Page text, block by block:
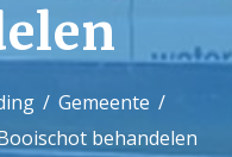
Gemeente
behandelen